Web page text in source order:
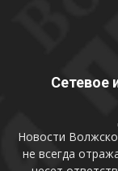
Сетевое
Новости
не всегда